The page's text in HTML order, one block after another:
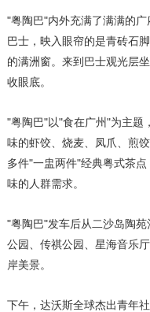
"粤陶巴"内外充满了满满的
巴士，映入眼帘的是青砖石
的满洲窗。来到巴士观光层
收眼底。
"粤陶巴"以"食在广州"为主题
味的虾饺、烧麦、凤爪、煎
多件"一盅两件"经典粤式茶
味的人群需求。
"粤陶巴"发车后从二沙岛陶
公园、传祺公园、星海音乐
岸美景。
下午，达沃斯全球杰出青年